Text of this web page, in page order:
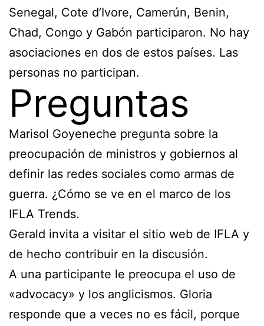
Senegal, Cote d’Ivore, Camerún, Benin,
Chad, Congo y Gabón participaron. No hay
asociaciones en dos de estos países. Las
personas no participan.
Preguntas
Marisol Goyeneche pregunta sobre la
preocupación de ministros y gobiernos al
definir las redes sociales como armas de
guerra. ¿Cómo se ve en el marco de los
IFLA Trends.
Gerald invita a visitar el sitio web de IFLA y
de hecho contribuir en la discusión.
A una participante le preocupa el uso de
«advocacy» y los anglicismos. Gloria
responde que a veces no es fácil, porque